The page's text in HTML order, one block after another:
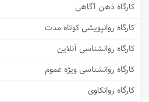
کارگاه ذهن آگاهی
کارگاه روانپویشی کوتاه مدت
کارگاه روانشناسی آنلاین
کارگاه روانشناسی ویژه عموم
کارگاه روانکاوی